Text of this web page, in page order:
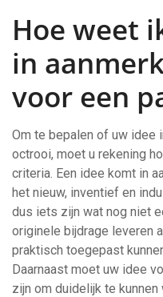
Hoe weet
in
voor een
Om te bepalen of uw idee
octrooi, moet u rekening
criteria. Een idee komt in
het nieuw, inventief en
dus iets zijn wat nog niet
originele bijdrage leveren
praktisch toegepast
Daarnaast moet uw idee
zijn om duidelijk te